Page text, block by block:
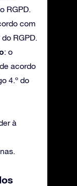
RGPD.
com
RGPD.
: o
acordo
4.º do
à